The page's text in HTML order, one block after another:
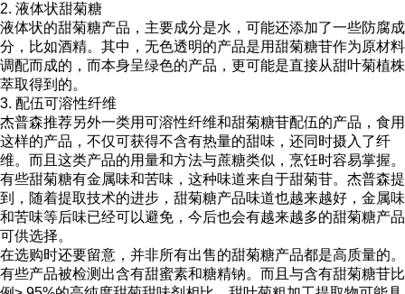
2. 液体状甜菊糖
液体状的甜菊糖产品，主要成分是水，可能还添加了一些防腐成
分，比如酒精。其中，无色透明的产品是用甜菊糖苷作为原材料
调配而成的，而本身呈绿色的产品，更可能是直接从甜叶菊植株
萃取得到的。
3. 配伍可溶性纤维
杰普森推荐另外一类用可溶性纤维和甜菊糖苷配伍的产品，食用
这样的产品，不仅可获得不含有热量的甜味，还同时摄入了纤
维。而且这类产品的用量和方法与蔗糖类似，烹饪时容易掌握。
有些甜菊糖有金属味和苦味，这种味道来自于甜菊苷。杰普森提
到，随着提取技术的进步，甜菊糖产品味道也越来越好，金属味
和苦味等后味已经可以避免，今后也会有越来越多的甜菊糖产品
可供选择。
在选购时还要留意，并非所有出售的甜菊糖产品都是高质量的。
有些产品被检测出含有甜蜜素和糖精钠。而且与含有甜菊糖苷比